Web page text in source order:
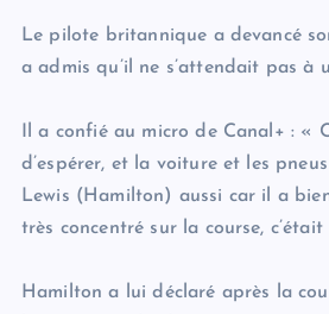
Le pilote britannique a devancé
a admis qu’il ne s’attendait pas à
Il a confié au micro de Canal+ : «
d’espérer, et la voiture et les
Lewis (Hamilton) aussi car il a
très concentré sur la course,
Hamilton a lui déclaré après la